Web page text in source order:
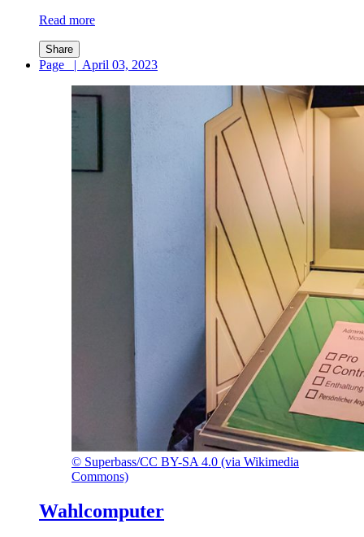
Read more
Share
Page | April 03, 2023
© Superbass/CC BY-SA 4.0 (via Wikimedia
Commons)
Wahlcomputer